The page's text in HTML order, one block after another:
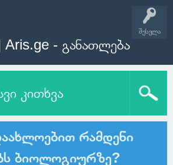
შესვლა
Aris.ge - განათლება
კითხვა
რამდენი
ბიოლოგიურზე?